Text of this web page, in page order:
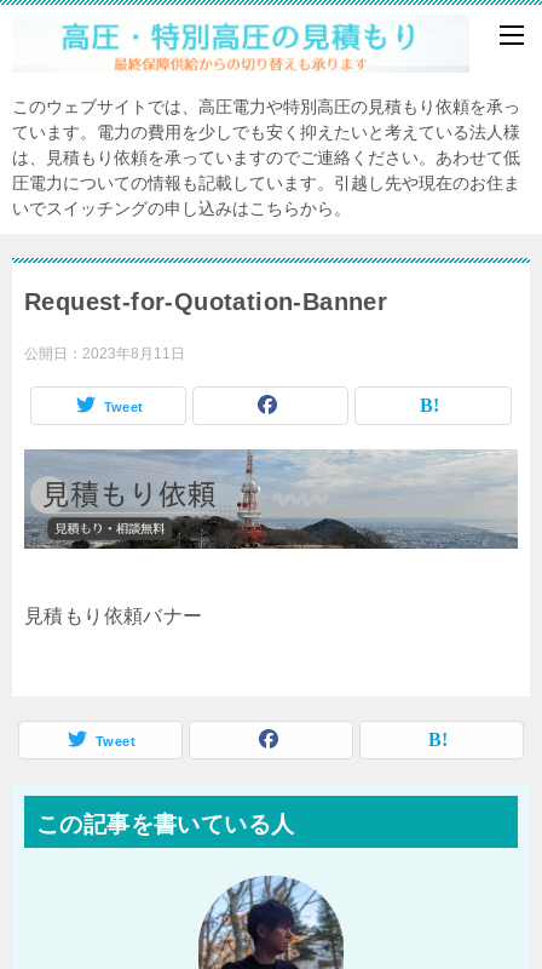
このウェブサイトでは、高圧電力や特別高圧の見積もり依頼を承っ
ています。電力の費用を少しでも安く抑えたいと考えている法人様
は、見積もり依頼を承っていますのでご連絡ください。あわせて低
圧電力についての情報も記載しています。引越し先や現在のお住ま
いでスイッチングの申し込みはこちらから。
Request-for-Quotation-Banner
公開日： 2023年8月11日
Tweet
見積もり依頼バナー
Tweet
この記事を書いている人